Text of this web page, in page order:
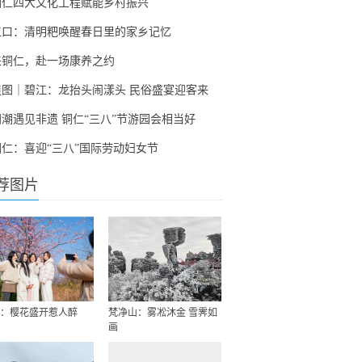
四大文化工程赋能乡村振兴
：清明粑唤醒春日里的家乡记忆
仁，赴一场康养之约
｜碧江：龙抬头闹漾头 民俗盛宴迎客来
遇见非遗 铜仁“三八”节游园会相当好
：喜迎“三八”国际劳动妇女节
图片
樱花盛开惹人醉
梵净山：雾凇沐金 雪霁如
画